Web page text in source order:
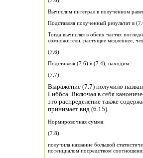
Вычислим интеграл в полученном
Подставляя полученный результат в
Тогда вычисляя в обеих частях последнего равенства
сомножители, растущие медленнее,
(7.6)
Подставляя (7.6) в (7.4), находим:
(7.7)
Выражение (7.7) получило
Гиббса. Включая в себя
это распределение также
принимает вид (6.15).
Нормировочная сумма:
(7.8)
получила название большой
потенциалом посредством